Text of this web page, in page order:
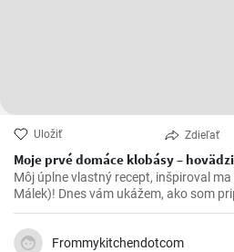
Uložiť Zdieľať
Moje prvé domáce klobásy –
Môj úplne vlastný recept, inšpiroval
Málek)! Dnes vám ukážem, ako som pripravil svoje prvé domáce
klobásy z hovädzieho a bravčového
krájené kostičky.
Frommykitchendotcom